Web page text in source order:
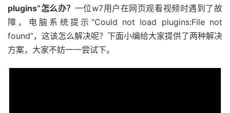
plugins”怎么办？ 一位w7用户在网页观看视频时遇到了故
障，电脑系统提示“Could not load plugins:File not
found”，这该怎么解决呢？下面小编给大家提供了两种解决
方案，大家不妨一一尝试下。